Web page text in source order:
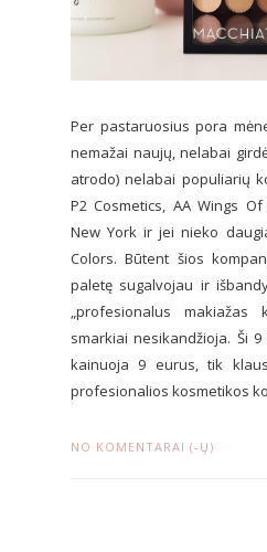
Per pastaruosius pora
nemažai naujų, nelabai
atrodo) nelabai populiarių
P2 Cosmetics, AA Wings
New York ir jei nieko
Colors. Būtent šios
paletę sugalvojau ir
„profesionalus makiažas
smarkiai nesikandžioja. Ši
kainuoja 9 eurus, tik
profesionalios kosmetikos
NO KOMENTARAI (-Ų)